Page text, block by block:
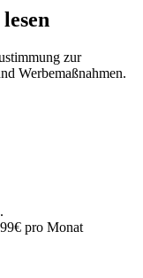
zur
Werbemaßnahmen.
pro Monat